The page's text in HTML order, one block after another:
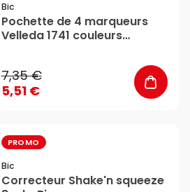
Bic
Pochette de 4 marqueurs
Velleda 1741 couleurs
7,35 €
5,51 €
PROMO
Bic
Correcteur Shake'n squeeze